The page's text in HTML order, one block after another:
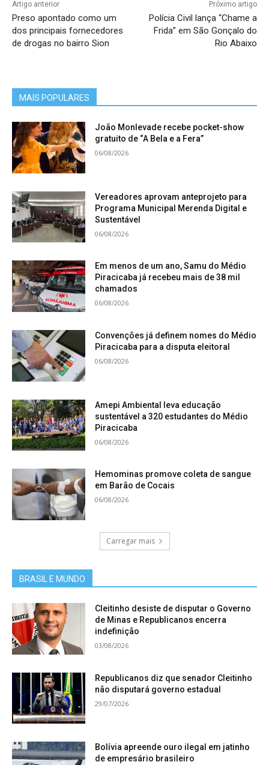
chamar esses Estados que estão tendo
dificuldade de aplicação da lei da Mata
parte das ações do Ibama”, disse.
De 2006, a lei da Mata Atlântica foi um
divisor de águas para os índices de
desmatamento do bioma, que tinha
de 1990 e 2000. Na visão de Guedes
Pinto, a aplicação rigorosa da legislação
pode servir de inspiração para a
aplicação nos encraves, os trechos de
mata inseridos no Cerrado ou Caatinga,
pode contribuir na sua conservação.
Artigo anterior
Preso apontado como um
dos principais fornecedores
de drogas no bairro Sion
Próximo artigo
Polícia Civil lança “Chame a
Frida” em São Gonçalo do
Rio Abaixo
MAIS POPULARES
João Monlevade recebe pocket-show
gratuito de “A Bela e a Fera”
06/08/2026
Vereadores aprovam anteprojeto para
Programa Municipal Merenda Digital e
Sustentável
06/08/2026
Em menos de um ano, Samu do Médio
Piracicaba já recebeu mais de 38 mil
chamados
06/08/2026
Convenções já definem nomes do Médio
Piracicaba para a disputa eleitoral
06/08/2026
Amepi Ambiental leva educação
sustentável a 320 estudantes do Médio
Piracicaba
06/08/2026
Hemominas promove coleta de sangue
em Barão de Cocais
06/08/2026
Carregar mais
BRASIL E MUNDO
Cleitinho desiste de disputar o Governo
de Minas e Republicanos encerra
indefinição
03/08/2026
Republicanos diz que senador Cleitinho
não disputará governo estadual
29/07/2026
Bolívia apreende ouro ilegal em jatinho
de empresário brasileiro